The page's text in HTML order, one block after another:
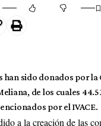
han sido donados por
de los cuales
por el IVACE.
a la creación de las